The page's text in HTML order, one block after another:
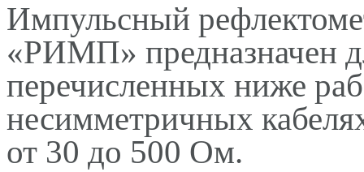
Импульсный
«РИМП» предназначен
перечисленных ниже
несимметричных
от 30 до 500 Ом.